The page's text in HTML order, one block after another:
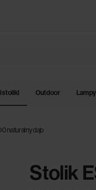
stoliki Outdoor Lampy
naturalny dąb
Stolik